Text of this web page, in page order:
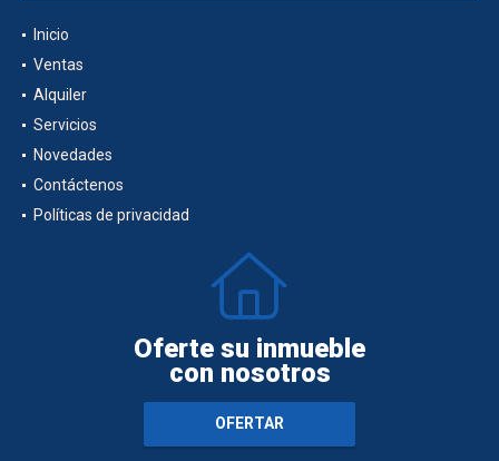
Inicio
Ventas
Alquiler
Servicios
Novedades
Contáctenos
Políticas de privacidad
Oferte su inmueble
con nosotros
OFERTAR